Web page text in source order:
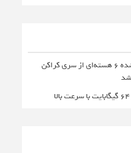
پردازنده معرفی‌نشده 6 هسته‌ای از سری کراکن